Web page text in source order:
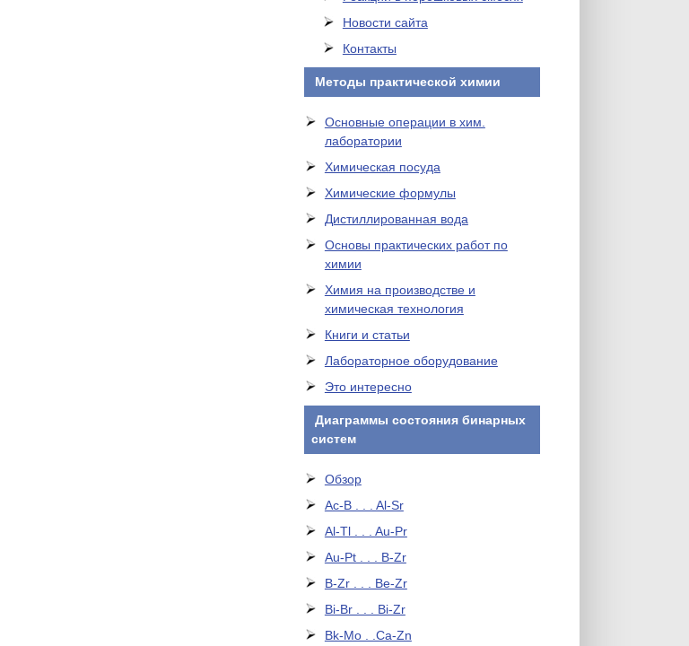
Новости сайта
Контакты
Методы практической химии
Основные операции в хим.
лаборатории
Химическая посуда
Химические формулы
Дистиллированная вода
Основы практических работ по
химии
Химия на производстве и
химическая технология
Книги и статьи
Лабораторное оборудование
Это интересно
Диаграммы состояния бинарных
систем
Обзор
Ac-B . . . Al-Sr
Al-Tl . . . Au-Pr
Au-Pt . . . B-Zr
B-Zr . . . Be-Zr
Bi-Br . . . Bi-Zr
Bk-Mo . .Ca-Zn